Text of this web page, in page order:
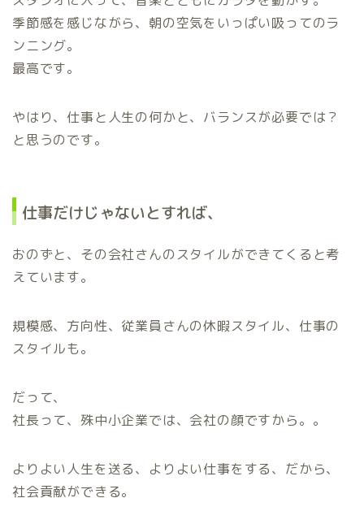
季節感を感じながら、朝の空気をいっぱい吸ってのラ
ンニング。
最高です。
やはり、仕事と人生の何かと、バランスが必要では？
と思うのです。
仕事だけじゃないとすれば、
おのずと、その会社さんのスタイルができてくると考
えています。
規模感、方向性、従業員さんの休暇スタイル、仕事の
スタイルも。
だって、
社長って、殊中小企業では、会社の顔ですから。。
よりよい人生を送る、よりよい仕事をする、だから、
社会貢献ができる。